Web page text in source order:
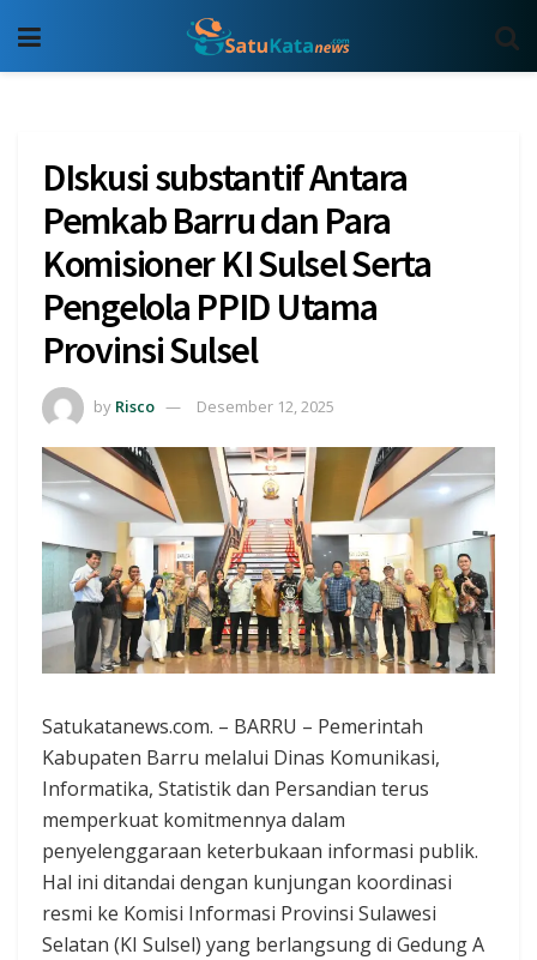
DIskusi substantif Antara
Pemkab Barru dan Para
Komisioner KI Sulsel Serta
Pengelola PPID Utama
Provinsi Sulsel
by Risco Desember 12, 2025
Satukatanews.com. – BARRU – Pemerintah
Kabupaten Barru melalui Dinas Komunikasi,
Informatika, Statistik dan Persandian terus
memperkuat komitmennya dalam
penyelenggaraan keterbukaan informasi publik.
Hal ini ditandai dengan kunjungan koordinasi
resmi ke Komisi Informasi Provinsi Sulawesi
Selatan (KI Sulsel) yang berlangsung di Gedung A